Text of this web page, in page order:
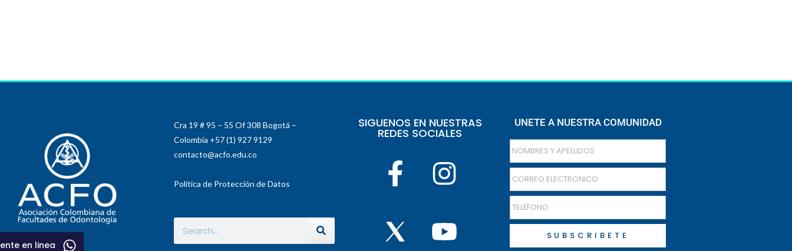
Cra 19 # 95 – 55 Of 308 Bogotá –
Colombia +57 (1) 927 9129
contacto@acfo.edu.co
Política de Protección de Datos
SIGUENOS EN NUESTRAS
REDES SOCIALES
UNETE A NUESTRA COMUNIDAD
SUBSCRIBETE
en linea